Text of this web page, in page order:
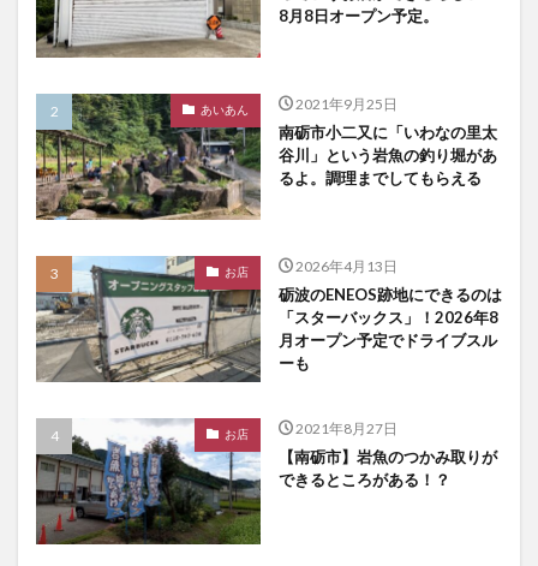
8月8日オープン予定。
あいあん 2021年9月25日
南砺市小二又に「いわなの里太
谷川」という岩魚の釣り堀があ
るよ。調理までしてもらえる
お店 2026年4月13日
砺波のENEOS跡地にできるのは
「スターバックス」！2026年8
月オープン予定でドライブスル
ーも
お店 2021年8月27日
【南砺市】岩魚のつかみ取りが
できるところがある！？